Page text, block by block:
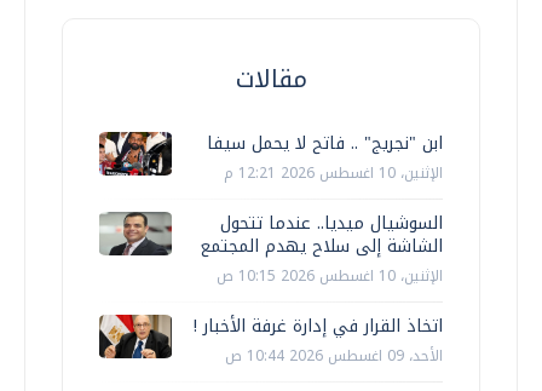
مقالات
ابن "نجريج" .. فاتح لا يحمل سيفا
الإثنين، 10 اغسطس 2026 12:21 م
السوشيال ميديا.. عندما تتحول
الشاشة إلى سلاح يهدم المجتمع
الإثنين، 10 اغسطس 2026 10:15 ص
اتخاذ القرار في إدارة غرفة الأخبار !
الأحد، 09 اغسطس 2026 10:44 ص